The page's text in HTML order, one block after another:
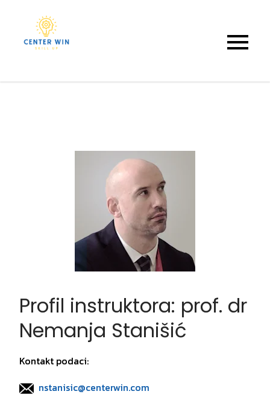
Profil instruktora: prof. dr
Nemanja Stanišić
Kontakt podaci:
nstanisic@centerwin.com